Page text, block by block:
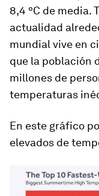
8,4 ºC de media.
actualidad
mundial vive en
que la población
millones de
temperaturas
En este gráfico
elevados de